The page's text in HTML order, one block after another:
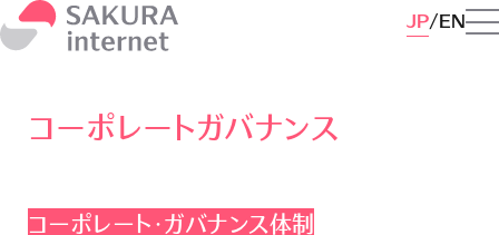
JP EN
コーポレートガバナンス
コーポレート・ガバナンス体制